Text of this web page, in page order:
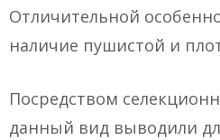
Отличительной
наличие пушистой и
Посредством
данный вид выводили